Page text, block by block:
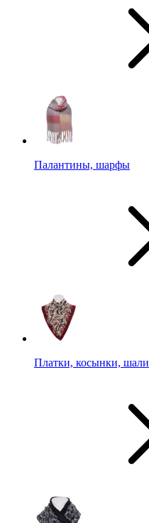
Палантины, шарфы
Платки, косынки, шали